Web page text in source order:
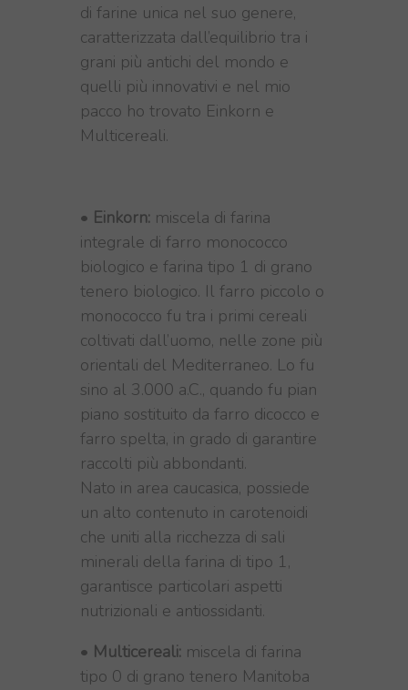
di farine unica nel suo genere,
caratterizzata dall’equilibrio tra i
grani più antichi del mondo e
quelli più innovativi e nel mio
pacco ho trovato Einkorn e
Multicereali.
• Einkorn:miscela di farina
integrale di farro monococco
biologico e farina tipo 1 di grano
tenero biologico. Il farro piccolo o
monococco fu tra i primi cereali
coltivati dall’uomo, nelle zone più
orientali del Mediterraneo. Lo fu
sino al 3.000 a.C., quando fu pian
piano sostituito da farro dicocco e
farro spelta, in grado di garantire
raccolti più abbondanti.
Nato in area caucasica, possiede
un alto contenuto in carotenoidi
che uniti alla ricchezza di sali
minerali della farina di tipo 1,
garantisce particolari aspetti
nutrizionali e antiossidanti.
• Multicereali:miscela di farina
tipo 0 di grano tenero Manitoba